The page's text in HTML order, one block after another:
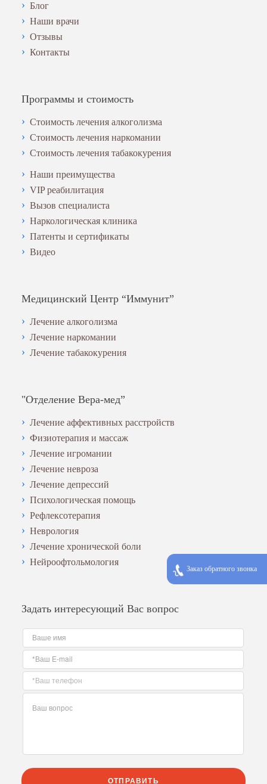
Заказ обратного звонка
Блог
Наши врачи
Отзывы
Контакты
Программы и стоимость
Стоимость лечения алкоголизма
Стоимость лечения наркомании
Стоимость лечения табакокурения
Наши преимущества
VIP реабилитация
Вызов специалиста
Наркологическая клиника
Патенты и сертификаты
Видео
Медицинский Центр “Иммунит”
Лечение алкоголизма
Лечение наркомании
Лечение табакокурения
"Отделение Вера-мед”
Лечение аффективных расстройств
Физиотерапия и массаж
Лечение игромании
Лечение невроза
Лечение депрессий
Психологическая помощь
Рефлексотерапия
Неврология
Лечение хронической боли
Нейроофтольмология
Задать интересующий Вас вопрос